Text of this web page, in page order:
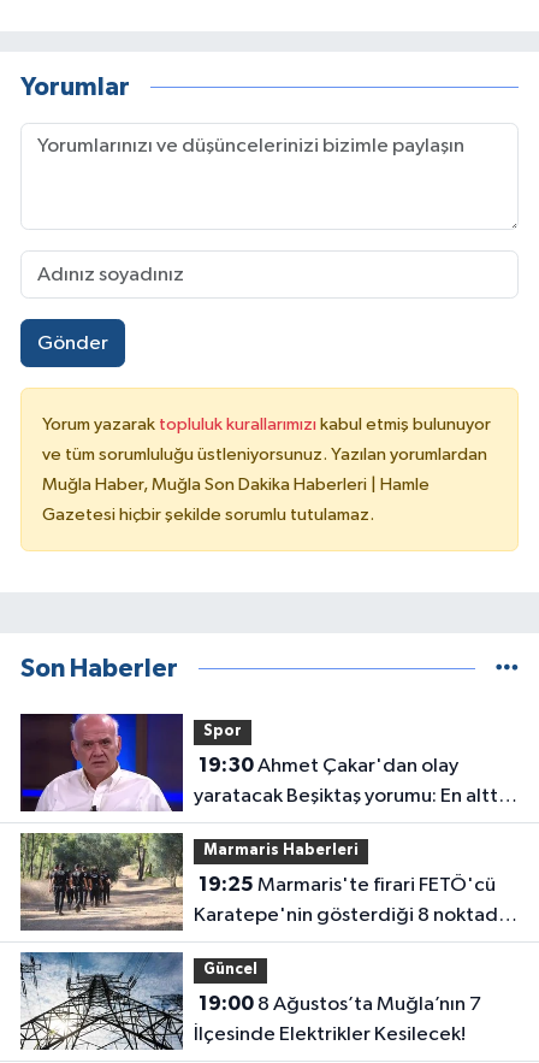
Yorumlar
Gönder
Yorum yazarak topluluk kurallarımızı kabul etmiş bulunuyor
ve tüm sorumluluğu üstleniyorsunuz. Yazılan yorumlardan
Muğla Haber, Muğla Son Dakika Haberleri | Hamle
Gazetesi hiçbir şekilde sorumlu tutulamaz.
Son Haberler
Spor
19:30Ahmet Çakar'dan olay
yaratacak Beşiktaş yorumu: En altta
olurlar
Marmaris Haberleri
19:25
Karatepe'nin gösterdiği 8 noktada
keşif yapıldı
Güncel
19:008 Ağustos’ta Muğla’nın 7
İlçesinde Elektrikler Kesilecek!